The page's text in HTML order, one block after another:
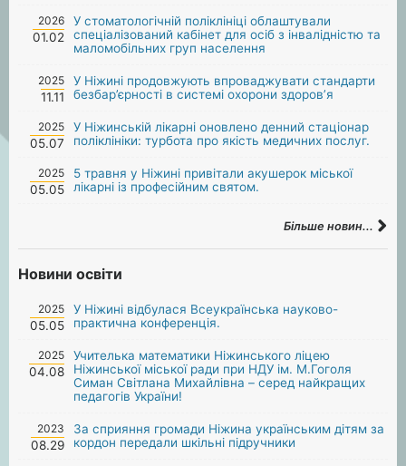
2026
01.02
У стоматологічній поліклініці облаштували
спеціалізований кабінет для осіб з інвалідністю та
маломобільних груп населення
2025
11.11
У Ніжині продовжують впроваджувати стандарти
безбар’єрності в системі охорони здоров’я
2025
05.07
У Ніжинській лікарні оновлено денний стаціонар
поліклініки: турбота про якість медичних послуг.
2025
05.05
5 травня у Ніжині привітали акушерок міської
лікарні із професійним святом.
Більше новин...
Новини освіти
2025
05.05
У Ніжині відбулася Всеукраїнська науково-
практична конференція.
2025
04.08
Учителька математики Ніжинського ліцею
Ніжинської міської ради при НДУ ім. М.Гоголя
Симан Світлана Михайлівна – серед найкращих
педагогів України!
2023
08.29
За сприяння громади Ніжина українським дітям за
кордон передали шкільні підручники